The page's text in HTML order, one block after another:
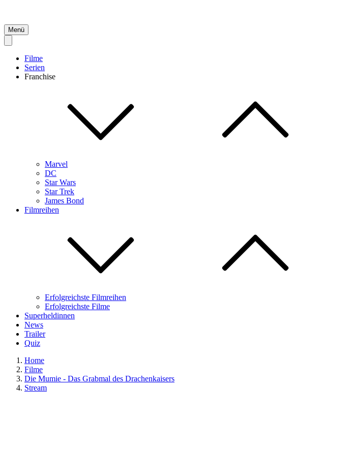
Menü
Filme
Serien
Franchise
Marvel
DC
Star Wars
Star Trek
James Bond
Filmreihen
Erfolgreichste Filmreihen
Erfolgreichste Filme
Superheldinnen
News
Trailer
Quiz
Home
Filme
Die Mumie - Das Grabmal des Drachenkaisers
Stream